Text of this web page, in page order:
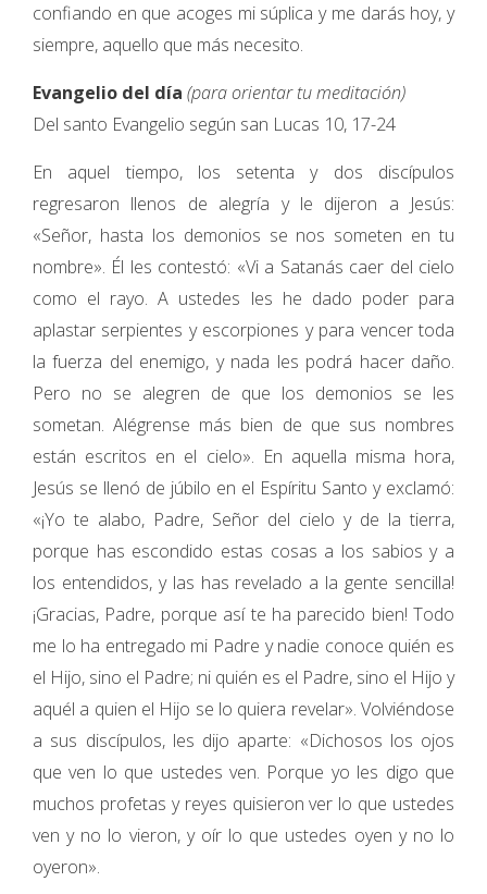
confiando en que acoges mi súplica y me darás hoy, y
siempre, aquello que más necesito.
Evangelio del día (para orientar tu meditación)
Del santo Evangelio según san Lucas 10, 17-24
En aquel tiempo, los setenta y dos discípulos
regresaron llenos de alegría y le dijeron a Jesús:
«Señor, hasta los demonios se nos someten en tu
nombre». Él les contestó: «Vi a Satanás caer del cielo
como el rayo. A ustedes les he dado poder para
aplastar serpientes y escorpiones y para vencer toda
la fuerza del enemigo, y nada les podrá hacer daño.
Pero no se alegren de que los demonios se les
sometan. Alégrense más bien de que sus nombres
están escritos en el cielo». En aquella misma hora,
Jesús se llenó de júbilo en el Espíritu Santo y exclamó:
«¡Yo te alabo, Padre, Señor del cielo y de la tierra,
porque has escondido estas cosas a los sabios y a
los entendidos, y las has revelado a la gente sencilla!
¡Gracias, Padre, porque así te ha parecido bien! Todo
me lo ha entregado mi Padre y nadie conoce quién es
el Hijo, sino el Padre; ni quién es el Padre, sino el Hijo y
aquél a quien el Hijo se lo quiera revelar». Volviéndose
a sus discípulos, les dijo aparte: «Dichosos los ojos
que ven lo que ustedes ven. Porque yo les digo que
muchos profetas y reyes quisieron ver lo que ustedes
ven y no lo vieron, y oír lo que ustedes oyen y no lo
oyeron».